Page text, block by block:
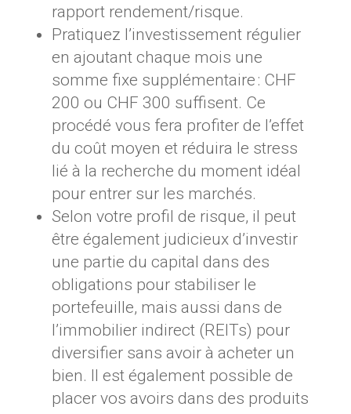
rapport rendement/risque.
Pratiquez l’investissement régulier
en ajoutant chaque mois une
somme fixe supplémentaire : CHF
200 ou CHF 300 suffisent. Ce
procédé vous fera profiter de l’effet
du coût moyen et réduira le stress
lié à la recherche du moment idéal
pour entrer sur les marchés.
Selon votre profil de risque, il peut
être également judicieux d’investir
une partie du capital dans des
obligations pour stabiliser le
portefeuille, mais aussi dans de
l’immobilier indirect (REITs) pour
diversifier sans avoir à acheter un
bien. Il est également possible de
placer vos avoirs dans des produits